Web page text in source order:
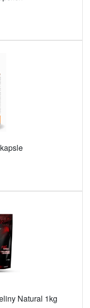
Natural 1kg